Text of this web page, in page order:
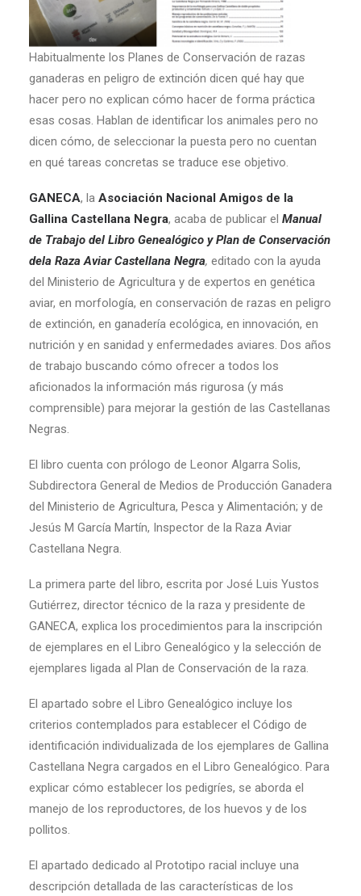
Habitualmente los Planes de Conservación de razas
ganaderas en peligro de extinción dicen qué hay que
hacer pero no explican cómo hacer de forma práctica
esas cosas. Hablan de identificar los animales pero no
dicen cómo, de seleccionar la puesta pero no cuentan
en qué tareas concretas se traduce ese objetivo.
GANECA, la Asociación Nacional Amigos de la
Gallina Castellana Negra, acaba de publicar el Manual
de Trabajo del Libro Genealógico y Plan de Conservación
dela Raza Aviar Castellana Negra, editado con la ayuda
del Ministerio de Agricultura y de expertos en genética
aviar, en morfología, en conservación de razas en peligro
de extinción, en ganadería ecológica, en innovación, en
nutrición y en sanidad y enfermedades aviares. Dos años
de trabajo buscando cómo ofrecer a todos los
aficionados la información más rigurosa (y más
comprensible) para mejorar la gestión de las Castellanas
Negras.
El libro cuenta con prólogo de Leonor Algarra Solis,
Subdirectora General de Medios de Producción Ganadera
del Ministerio de Agricultura, Pesca y Alimentación; y de
Jesús M García Martín, Inspector de la Raza Aviar
Castellana Negra.
La primera parte del libro, escrita por José Luis Yustos
Gutiérrez, director técnico de la raza y presidente de
GANECA, explica los procedimientos para la inscripción
de ejemplares en el Libro Genealógico y la selección de
ejemplares ligada al Plan de Conservación de la raza.
El apartado sobre el Libro Genealógico incluye los
criterios contemplados para establecer el Código de
identificación individualizada de los ejemplares de Gallina
Castellana Negra cargados en el Libro Genealógico. Para
explicar cómo establecer los pedigríes, se aborda el
manejo de los reproductores, de los huevos y de los
pollitos.
El apartado dedicado al Prototipo racial incluye una
descripción detallada de las características de los